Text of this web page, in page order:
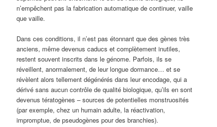
n’empêchent pas la fabrication automatique de continuer, vaille
que vaille.
Dans ces conditions, il n’est pas étonnant que des gènes très
anciens, même devenus caducs et complètement inutiles,
restent souvent inscrits dans le génome. Parfois, ils se
réveillent, anormalement, de leur longue dormance… et se
révèlent alors tellement dégénérés dans leur encodage, qui a
dérivé sans aucun contrôle de qualité biologique, qu’ils en sont
devenus tératogènes – sources de potentielles monstruosités
(par exemple, chez un humain adulte, la réactivation,
impromptue, de pseudogènes pour des branchies).